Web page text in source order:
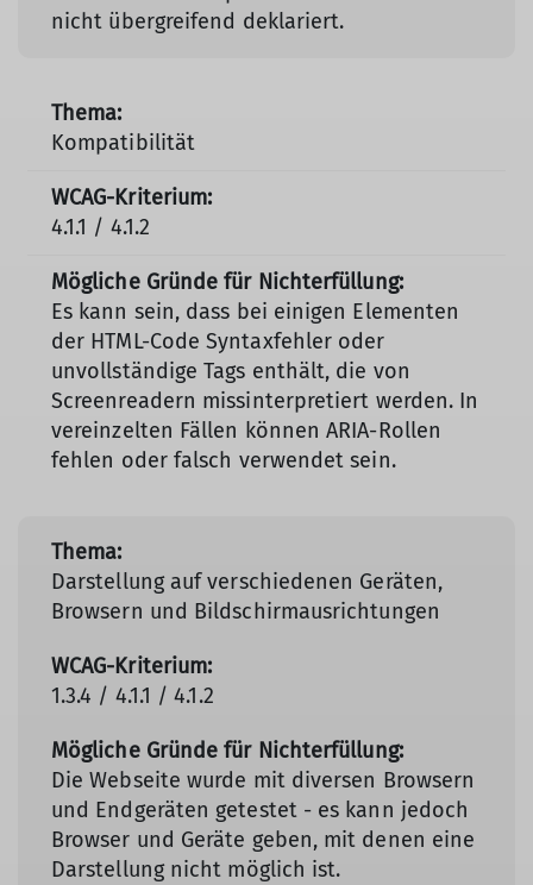
nicht übergreifend deklariert.
Kompatibilität
4.1.1 / 4.1.2
Es kann sein, dass bei einigen Elementen
der HTML-Code Syntaxfehler oder
unvollständige Tags enthält, die von
Screenreadern missinterpretiert werden. In
vereinzelten Fällen können ARIA-Rollen
fehlen oder falsch verwendet sein.
Darstellung auf verschiedenen Geräten,
Browsern und Bildschirmausrichtungen
1.3.4 / 4.1.1 / 4.1.2
Die Webseite wurde mit diversen Browsern
und Endgeräten getestet - es kann jedoch
Browser und Geräte geben, mit denen eine
Darstellung nicht möglich ist.